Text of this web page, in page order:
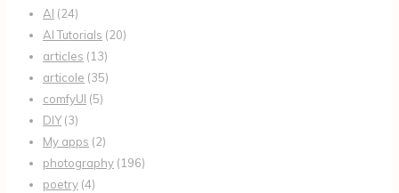
AI (24)
AI Tutorials (20)
articles (13)
articole (35)
comfyUI (5)
DIY(3)
My apps (2)
photography (196)
poetry (4)